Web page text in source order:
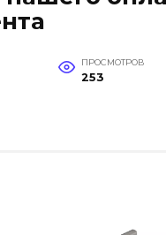
ПРОСМОТРОВ
253